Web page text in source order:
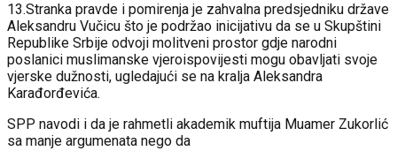
13.Stranka pravde i pomirenja je zahvalna predsjedniku države
Aleksandru Vučicu što je podržao inicijativu da se u Skupštini
Republike Srbije odvoji molitveni prostor gdje narodni
poslanici muslimanske vjeroispovijesti mogu obavljati svoje
vjerske dužnosti, ugledajući se na kralja Aleksandra
Karađorđevića.
SPP navodi i da je rahmetli akademik muftija Muamer Zukorlić
sa manje argumenata nego da